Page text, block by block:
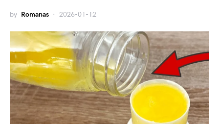
by Romanas 2026-01-12